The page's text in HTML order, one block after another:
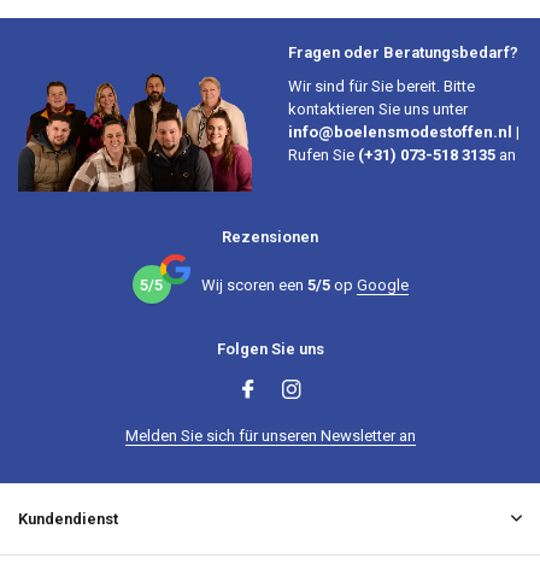
Fragen oder Beratungsbedarf?
Wir sind für Sie bereit. Bitte
kontaktieren Sie uns unter
info@boelensmodestoffen.nl |
Rufen Sie (+31) 073-518 3135 an
Rezensionen
5/5 Wij scoren een 5/5op Google
Folgen Sie uns
Melden Sie sich für unseren Newsletter an
Kundendienst